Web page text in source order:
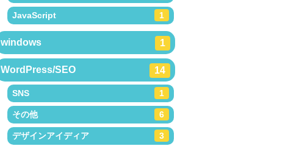
JavaScript 1
windows 1
WordPress/SEO 14
SNS 1
その他 6
デザインアイディア 3